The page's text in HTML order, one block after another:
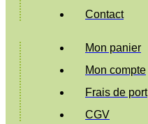
Contact
Mon panier
Mon compte
Frais de port
CGV